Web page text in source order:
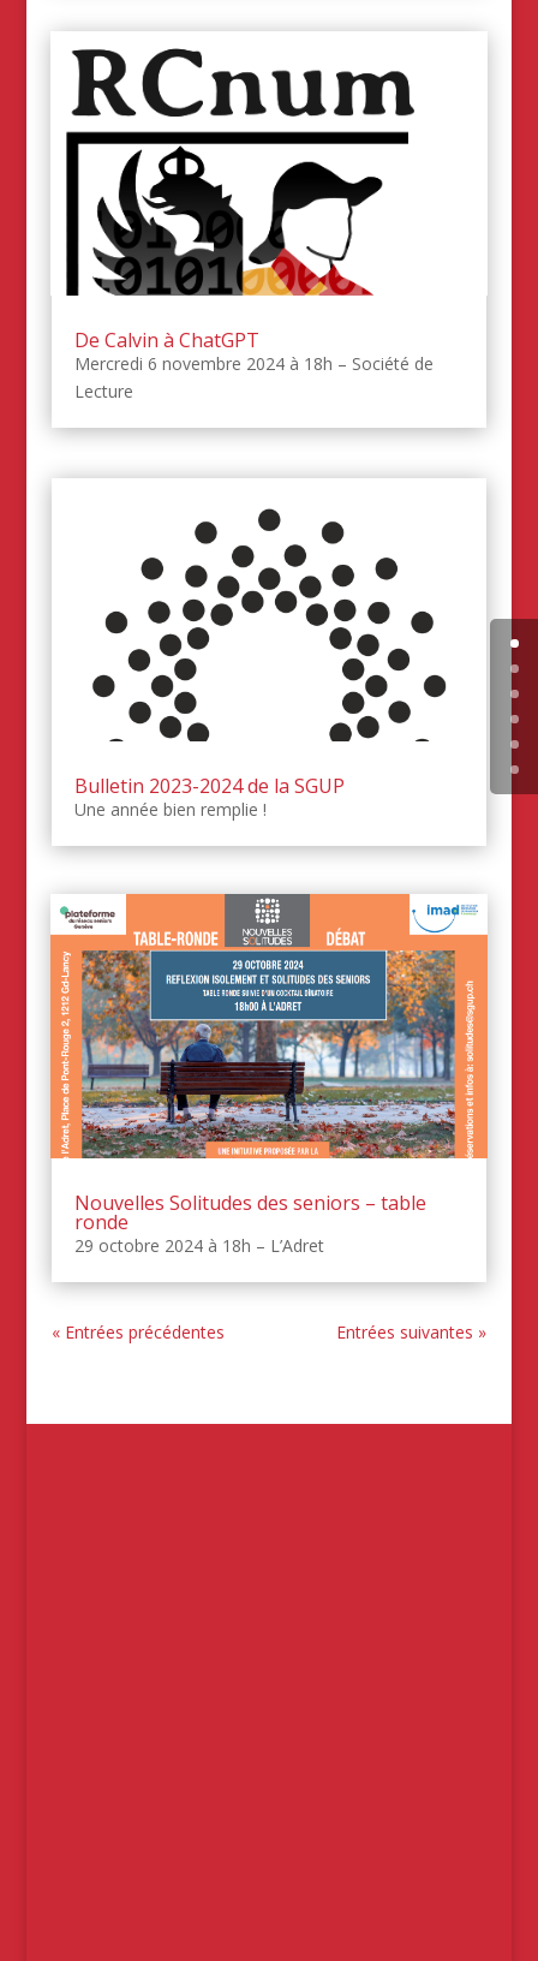
De Calvin à ChatGPT
Mercredi 6 novembre 2024 à 18h – Société de
Lecture
Bulletin 2023-2024 de la SGUP
Une année bien remplie !
Nouvelles Solitudes des seniors – table
ronde
29 octobre 2024 à 18h – L’Adret
« Entrées précédentes Entrées suivantes »